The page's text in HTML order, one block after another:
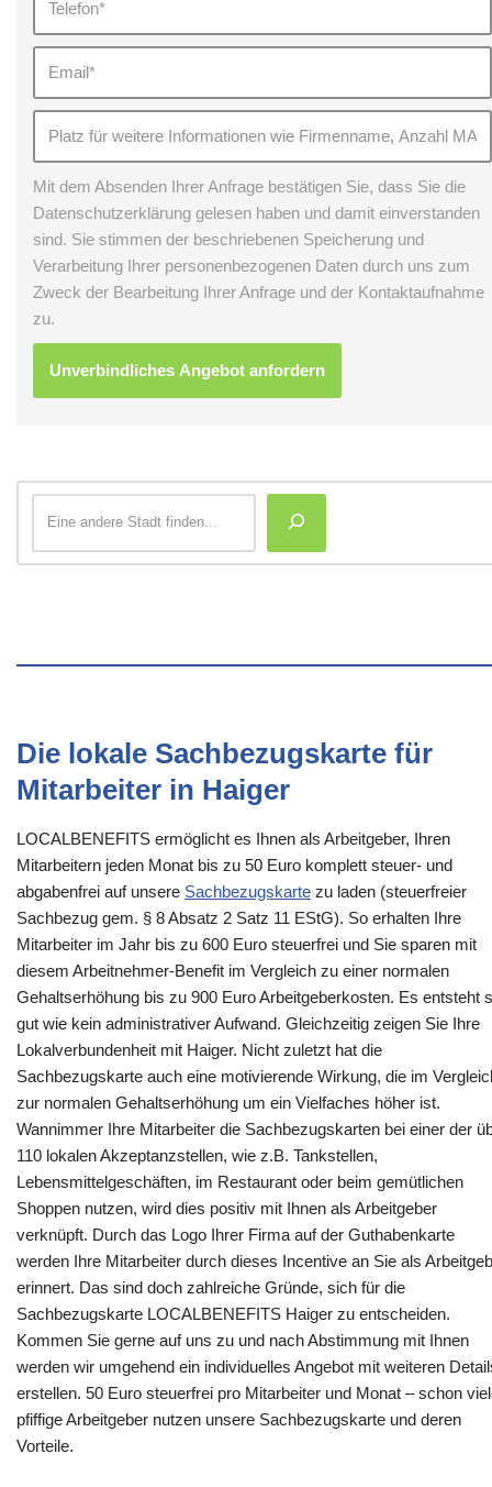
Mit dem Absenden Ihrer Anfrage bestätigen Sie, dass Sie die
Datenschutzerklärung gelesen haben und damit einverstanden
sind. Sie stimmen der beschriebenen Speicherung und
Verarbeitung Ihrer personenbezogenen Daten durch uns zum
Zweck der Bearbeitung Ihrer Anfrage und der Kontaktaufnahme
zu.
Die lokale Sachbezugskarte für
Mitarbeiter in Haiger
LOCALBENEFITS ermöglicht es Ihnen als Arbeitgeber, Ihren
Mitarbeitern jeden Monat bis zu 50 Euro komplett steuer- und
abgabenfrei auf unsere Sachbezugskarte zu laden (steuerfreier
Sachbezug gem. § 8 Absatz 2 Satz 11 EStG). So erhalten Ihre
Mitarbeiter im Jahr bis zu 600 Euro steuerfrei und Sie sparen mit
diesem Arbeitnehmer-Benefit im Vergleich zu einer normalen
Gehaltserhöhung bis zu 900 Euro Arbeitgeberkosten. Es entsteht
gut wie kein administrativer Aufwand. Gleichzeitig zeigen Sie Ihre
Lokalverbundenheit mit Haiger. Nicht zuletzt hat die
Sachbezugskarte auch eine motivierende Wirkung, die im
zur normalen Gehaltserhöhung um ein Vielfaches höher ist.
Wannimmer Ihre Mitarbeiter die Sachbezugskarten bei einer der
110 lokalen Akzeptanzstellen, wie z.B. Tankstellen,
Lebensmittelgeschäften, im Restaurant oder beim gemütlichen
Shoppen nutzen, wird dies positiv mit Ihnen als Arbeitgeber
verknüpft. Durch das Logo Ihrer Firma auf der Guthabenkarte
werden Ihre Mitarbeiter durch dieses Incentive an Sie als
erinnert. Das sind doch zahlreiche Gründe, sich für die
Sachbezugskarte LOCALBENEFITS Haiger zu entscheiden.
Kommen Sie gerne auf uns zu und nach Abstimmung mit Ihnen
werden wir umgehend ein individuelles Angebot mit weiteren
erstellen. 50 Euro steuerfrei pro Mitarbeiter und Monat – schon
pfiffige Arbeitgeber nutzen unsere Sachbezugskarte und deren
Vorteile.